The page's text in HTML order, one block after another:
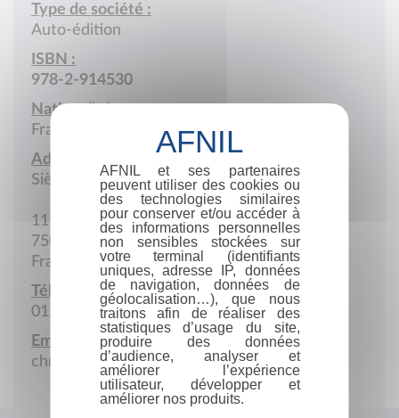
Type de société :
Auto-édition
ISBN :
978-2-914530
Nationalité :
France
Adresse :
Siège social
11 Rue du Chemin vert
75011 Paris
France
Téléphone :
01.43.38.32.77
Email :
chrisgoth@yahoo.com
AFNIL et ses partenaires
peuvent utiliser des cookies ou
des technologies similaires
pour conserver et/ou accéder à
des informations personnelles
non sensibles stockées sur
votre terminal (identifiants
uniques, adresse IP, données
de navigation, données de
géolocalisation…), que nous
traitons afin de réaliser des
statistiques d’usage du site,
produire des données
d’audience, analyser et
améliorer l’expérience
utilisateur, développer et
améliorer nos produits.